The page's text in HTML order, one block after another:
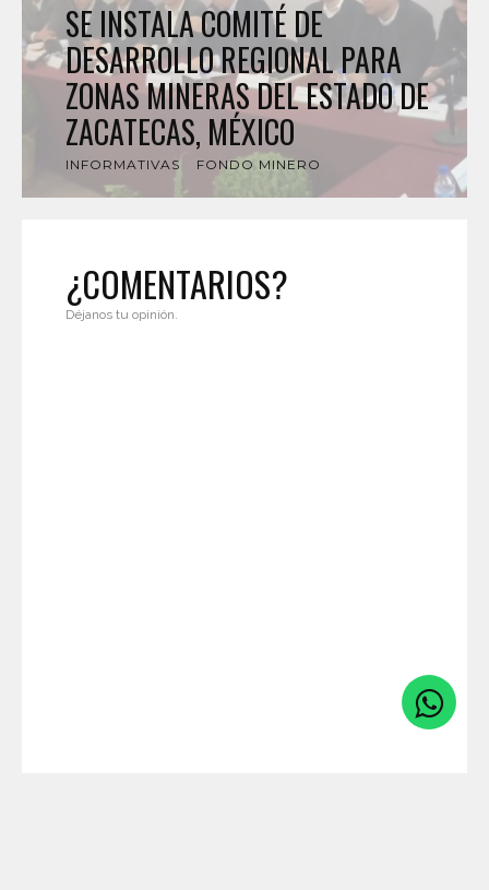
SE INSTALA COMITÉ DE
DESARROLLO REGIONAL PARA
ZONAS MINERAS DEL ESTADO DE
ZACATECAS, MÉXICO
INFORMATIVAS FONDO MINERO
¿COMENTARIOS?
Déjanos tu opinión.